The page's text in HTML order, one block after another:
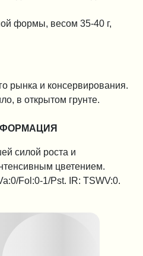
формы, весом 35-40 г,
рынка и консервирования.
в открытом грунте.
силой роста и
цветением.
Fol:0-1/Pst. IR: TSWV:0.